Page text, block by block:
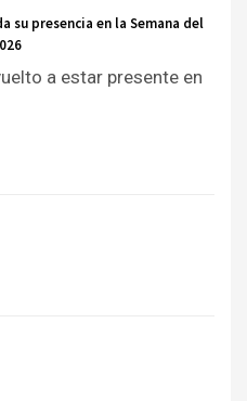
su presencia en la Semana del
a estar presente en